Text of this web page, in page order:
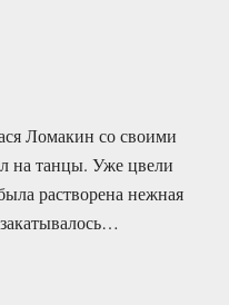
Ломакин со своими
на танцы. Уже цвели
растворена нежная